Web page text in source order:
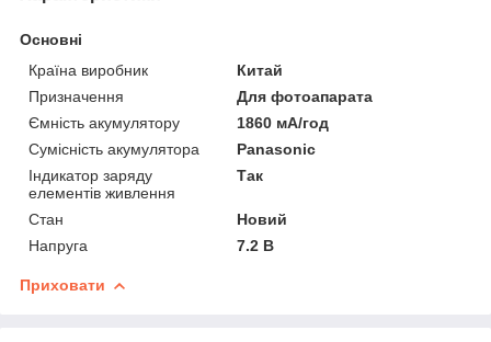
Основні
Країна виробник
Китай
Призначення
Для фотоапарата
Ємність акумулятору
1860 мА/год
Сумісність акумулятора
Panasonic
Індикатор заряду
елементів живлення
Так
Стан
Новий
Напруга
7.2 В
Приховати